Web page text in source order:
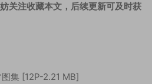
关注收藏本文，后续更新可及时获
集 [12P-2.21 MB]